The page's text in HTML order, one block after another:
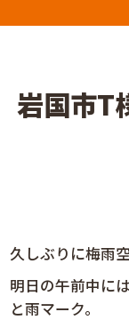
岩国市T
久しぶりに梅雨
明日の午前中に
と雨マーク。